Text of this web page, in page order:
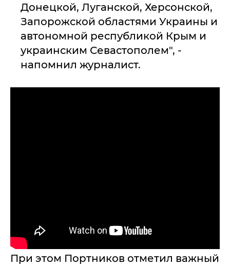
Донецкой, Луганской, Херсонской,
Запорожской областями Украины и
автономной республикой Крым и
украинским Севастополем", -
напомнил журналист.
При этом Портников отметил важный